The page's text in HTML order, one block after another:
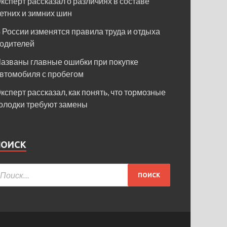
и зимних шин
России изменятся правила труда и отдыха
главные ошибки при покупке
с пробегом
рассказал, как понять, что тормозные
требуют замены